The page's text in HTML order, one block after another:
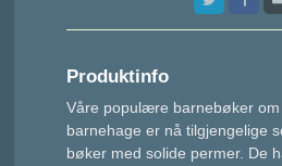
Produktinfo
Våre populære barnebøker om
barnehage er nå tilgjengelige
bøker med solide permer. De